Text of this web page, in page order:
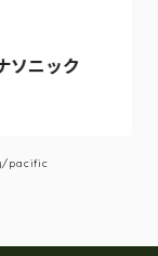
ニック
pacific